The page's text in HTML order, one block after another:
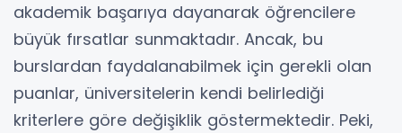
akademik başarıya dayanarak öğrencilere
büyük fırsatlar sunmaktadır. Ancak, bu
burslardan faydalanabilmek için gerekli olan
puanlar, üniversitelerin kendi belirlediği
kriterlere göre değişiklik göstermektedir. Peki,